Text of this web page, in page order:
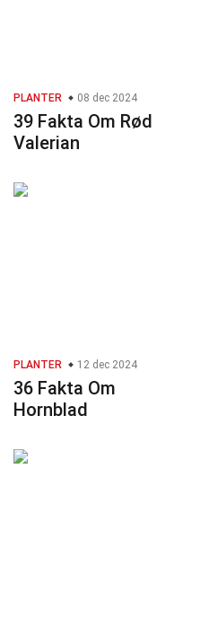
PLANTER 08 dec 2024
39 Fakta Om Rød
Valerian
PLANTER 12 dec 2024
36 Fakta Om
Hornblad